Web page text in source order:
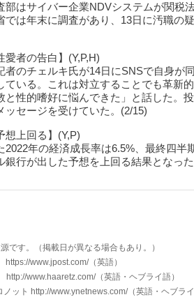
部はサイバー企業NDVシステムが関税
では年末に調査があり、13日に汚職の
愛者の告白】(Y,P,H)
のチェルキ氏が14日にSNSで自身が
ている。これは対立することでも革新
と性的嗜好に悩んできた」と話した。
ッセージを受けていた。(2/15)
想上回る】(Y,P)
2022年の経済成長率は6.5%、最終四半
銀行が出した予想を上回る結果となっ
です。（掲載日が異なる場合もあり。）
www.jpost.com/（英語）
（英語・ヘブライ語）
ット http://www.ynetnews.com/（英語・ヘブライ